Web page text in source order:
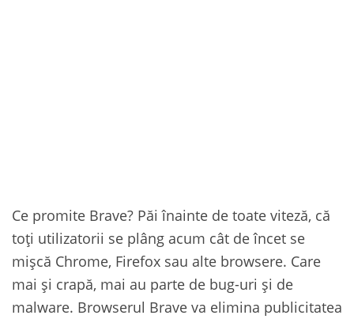
Ce promite Brave? Păi înainte de toate viteză, că
toți utilizatorii se plâng acum cât de încet se
mișcă Chrome, Firefox sau alte browsere. Care
mai și crapă, mai au parte de bug-uri și de
malware. Browserul Brave va elimina publicitatea